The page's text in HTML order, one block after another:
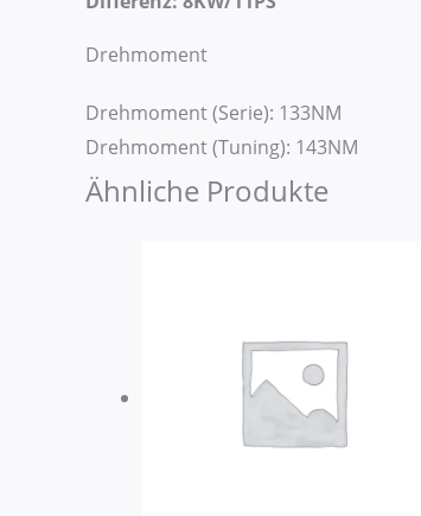
Drehmoment
Drehmoment (Serie): 133NM
Drehmoment (Tuning): 143NM
Ähnliche Produkte